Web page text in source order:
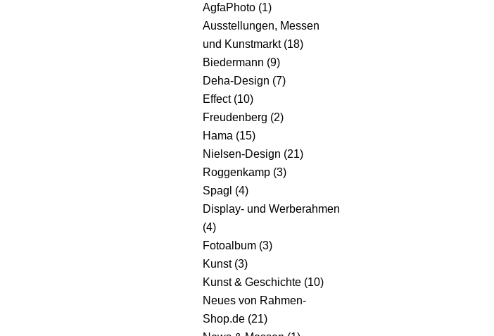
AgfaPhoto (1)
Ausstellungen, Messen
und Kunstmarkt(18)
Biedermann (9)
Deha-Design (7)
Effect(10)
Freudenberg (2)
Hama (15)
Nielsen-Design (21)
Roggenkamp (3)
Spagl (4)
Display- und Werberahmen
(4)
Fotoalbum (3)
Kunst(3)
Kunst & Geschichte (10)
Neues von Rahmen-
Shop.de (21)